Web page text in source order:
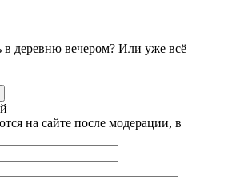
в деревню вечером? Или уже всё
на сайте после модерации, в